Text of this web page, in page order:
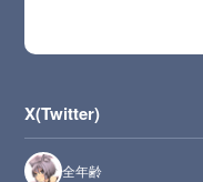
X(Twitter)
全年齢